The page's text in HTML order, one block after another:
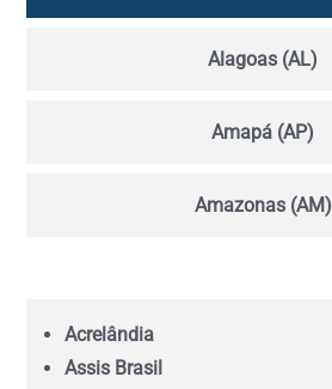
Alagoas (AL)
Amapá (AP)
Amazonas (AM)
Acrelândia
Assis Brasil